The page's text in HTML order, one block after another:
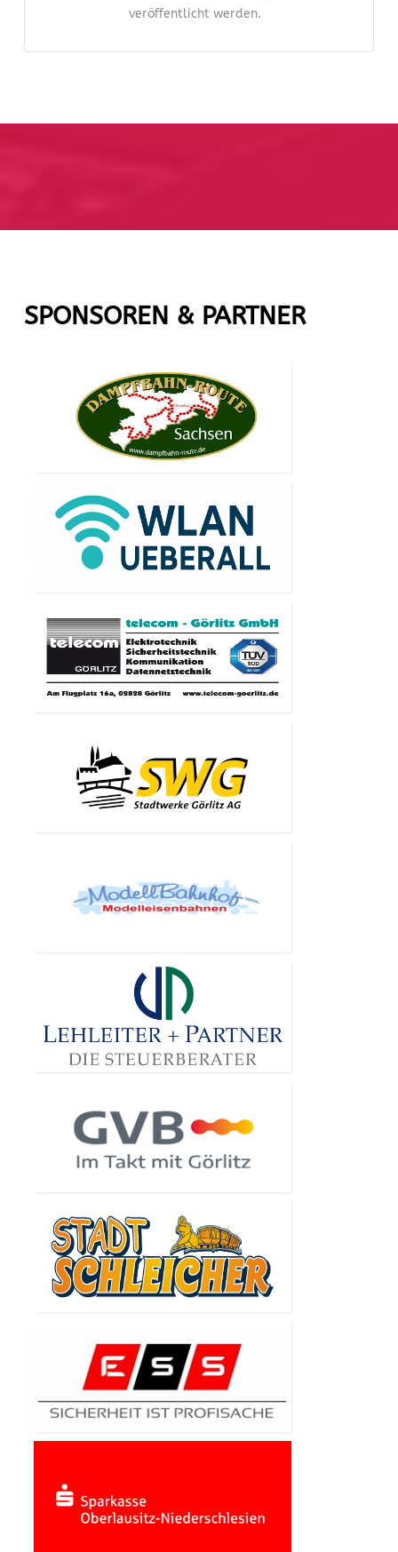
veröffentlicht werden.
SPONSOREN & PARTNER